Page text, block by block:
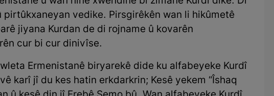
vedike. Pirsgirêkên wan li hikûmetê
jiyana Kurdan de di rojname û kovarên
cur bi cur dinivîse.
Ermenistanê biryarekê dide ku alfabeyeke Kurdî
karî jî du kes hatin erkdarkrin; Kesê yekem “Îshaq